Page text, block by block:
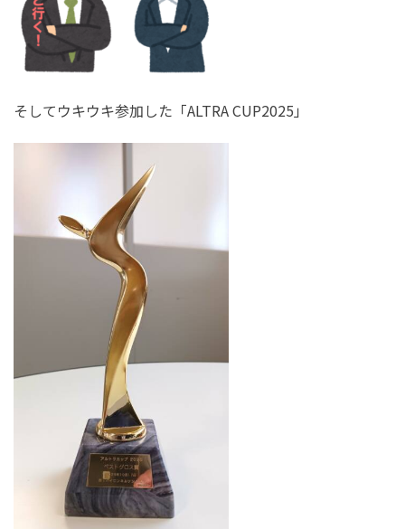
そしてウキウキ参加した「ALTRA CUP2025」